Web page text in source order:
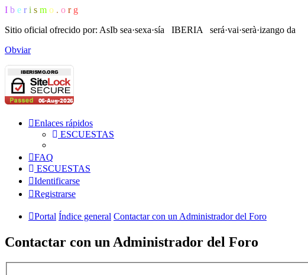
I b e r i s m o . o r g
Sitio oficial ofrecido por: AsIb sea·sexa·sía IBERIA será·vai·serà·izango da
Obviar
Enlaces rápidos
ESCUESTAS
FAQ
ESCUESTAS
Identificarse
Registrarse
Portal Índice general Contactar con un Administrador del Foro
Contactar con un Administrador del Foro